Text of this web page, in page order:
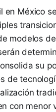
en México
modelos
su
de
con menor